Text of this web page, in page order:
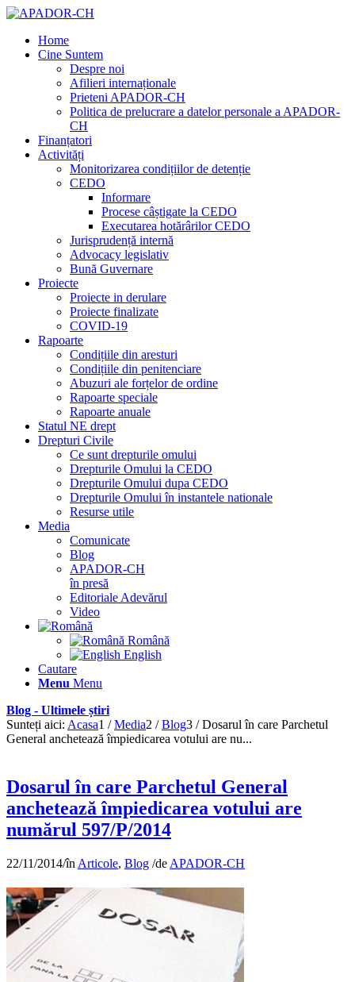
Home
Cine Suntem
Despre noi
Afilieri internaționale
Prieteni APADOR-CH
Politica de prelucrare a datelor personale a APADOR-
CH
Finanțatori
Activități
Monitorizarea condițiilor de detenție
CEDO
Informare
Procese câștigate la CEDO
Executarea hotărârilor CEDO
Jurisprudență internă
Advocacy legislativ
Bună Guvernare
Proiecte
Proiecte in derulare
Proiecte finalizate
COVID-19
Rapoarte
Condițiile din aresturi
Condițiile din penitenciare
Abuzuri ale forțelor de ordine
Rapoarte speciale
Rapoarte anuale
Statul NE drept
Drepturi Civile
Ce sunt drepturile omului
Drepturile Omului la CEDO
Drepturile Omului dupa CEDO
Drepturile Omului în instantele nationale
Resurse utile
Media
Comunicate
Blog
APADOR-CH
în presă
Editoriale Adevărul
Video
Română
English
Cautare
Menu Menu
Blog - Ultimele știri
Sunteți aici: Acasa1 / Media2 / Blog3 / Dosarul în care Parchetul
General anchetează împiedicarea votului are nu...
Dosarul în care Parchetul General
anchetează împiedicarea votului are
numărul 597/P/2014
22/11/2014/în Articole, Blog /de APADOR-CH